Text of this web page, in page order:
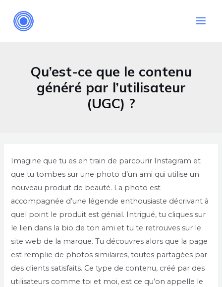
contenu
Qu’est-ce que le contenu
généré par l’utilisateur
(UGC) ?
Imagine que tu es en train de parcourir Instagram et
que tu tombes sur une photo d’un ami qui utilise un
nouveau produit de beauté. La photo est
accompagnée d’une légende enthousiaste décrivant à
quel point le produit est génial. Intrigué, tu cliques sur
le lien dans la bio de ton ami et tu te retrouves sur le
site web de la marque. Tu découvres alors que la page
est remplie de photos similaires, toutes partagées par
des clients satisfaits. Ce type de contenu, créé par des
utilisateurs comme toi et moi, est ce qu’on appelle le
articles